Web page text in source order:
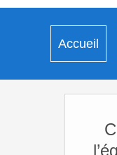
Accueil